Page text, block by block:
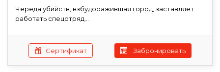
Череда убийств, взбудоражившая город, заставляет
работать спецотряд...
Сертификат Забронировать